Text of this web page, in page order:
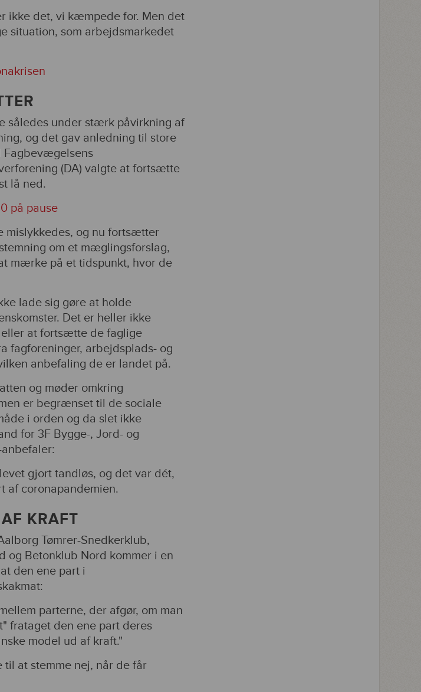
ikke det, vi kæmpede for. Men det
situation, som arbejdsmarkedet
således under stærk påvirkning af
og det gav anledning til store
Fagbevægelsens
(DA) valgte at fortsætte
lå ned.
på pause
mislykkedes, og nu fortsætter
om et mæglingsforslag,
mærke på et tidspunkt, hvor de
lade sig gøre at holde
Det er heller ikke
at fortsætte de faglige
fagforeninger, arbejdsplads- og
anbefaling de er landet på.
og møder omkring
er begrænset til de sociale
i orden og da slet ikke
for 3F Bygge-, Jord- og
gjort tandløs, og det var dét,
af coronapandemien.
KRAFT
Tømrer-Snedkerklub,
og Betonklub Nord kommer i en
den ene part i
parterne, der afgør, om man
frataget den ene part deres
model ud af kraft."
at stemme nej, når de får